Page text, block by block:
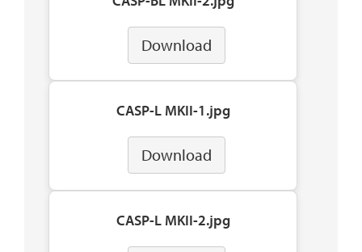
Download
CASP-L MKII-1.jpg
Download
CASP-L MKII-2.jpg